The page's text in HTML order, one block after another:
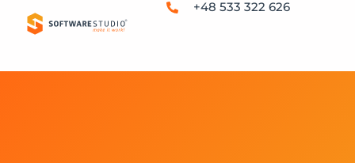
+48 533 322 626